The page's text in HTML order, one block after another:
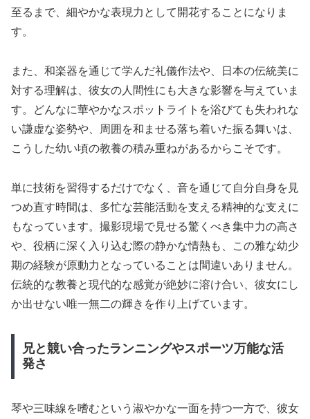
至るまで、細やかな表現力として開花することになりま
す。
また、和楽器を通じて学んだ礼儀作法や、日本の伝統美に
対する理解は、彼女の人間性にも大きな影響を与えていま
す。どんなに華やかなスポットライトを浴びても失われな
い謙虚な姿勢や、周囲を和ませる落ち着いた振る舞いは、
こうした幼い頃の教養の積み重ねがあるからこそです。
単に技術を習得するだけでなく、音を通じて自分自身を見
つめ直す時間は、多忙な芸能活動を支える精神的な支えに
もなっています。撮影現場で見せる驚くべき集中力の高さ
や、役柄に深く入り込む際の静かな情熱も、この雅な幼少
期の経験が原動力となっていることは間違いありません。
伝統的な教養と現代的な感覚が絶妙に溶け合い、彼女にし
か出せない唯一無二の輝きを作り上げています。
兄と競い合ったランニングやスポーツ万能な活
発さ
琴や三味線を嗜むという淑やかな一面を持つ一方で、彼女